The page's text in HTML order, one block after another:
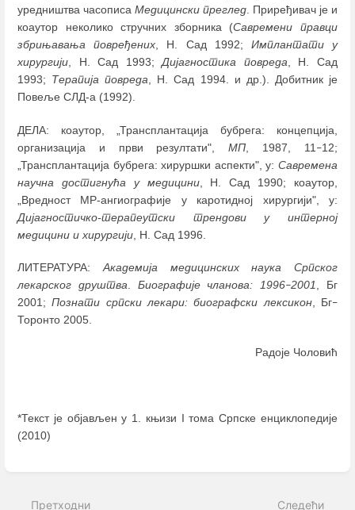
уредништва часописа Медицински преглед. Приређивач је и
коаутор неколико стручних зборника (Савремени правци
збрињавања повређених, Н. Сад 1992; Имплантати у
хирургији, Н. Сад 1993;Дијагностика повреда, Н. Сад
1993; Терапија повреда, Н. Сад 1994. и др.). Добитник је
Повеље СЛД-а (1992).
ДЕЛA: коаутор, „Трансплантација бубрега: концепција,
организација и први резултати",МП , 1987, 11 –12;
„Трансплантација бубрега: хируршки аспекти", у: Савремена
научна достигнућа у медицини, Н. Сад 1990; коаутор,
„Вредност МР-ангиографије у каротидној хирургији", у:
Дијагностичко-терапеутски трендови у интерној
медицини и хирургији , Н. Сад 1996.
ЛИТЕРАТУРА: Академија медицинских наука Српског
лекарског друштва
Биографије чланова: 1996–2001
, Бг
2001;Познати српски лекари: биографски лексикон, Бг–
Торонто 2005.
Радоје Чоловић
*Текст је објављен у 1. књизи I тома Српске енциклопедије
(2010)
Претходни Следећи